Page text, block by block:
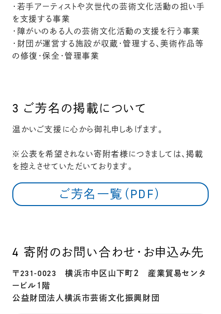
・若手アーティストや次世代の芸術文化活動の担い手
を支援する事業
・障がいのある人の芸術文化活動の支援を行う事業
・財団が運営する施設が収蔵・管理する、美術作品等
の修復・保全・管理事業
3 ご芳名の掲載について
温かいご支援に心から御礼申しあげます。
※公表を希望されない寄附者様につきましては、掲載
を控えさせていただいております。
ご芳名一覧（PDF）
4 寄附のお問い合わせ・お申込み先
〒231-0023 横浜市中区山下町２ 産業貿易センタ
ービル１階
公益財団法人横浜市芸術文化振興財団